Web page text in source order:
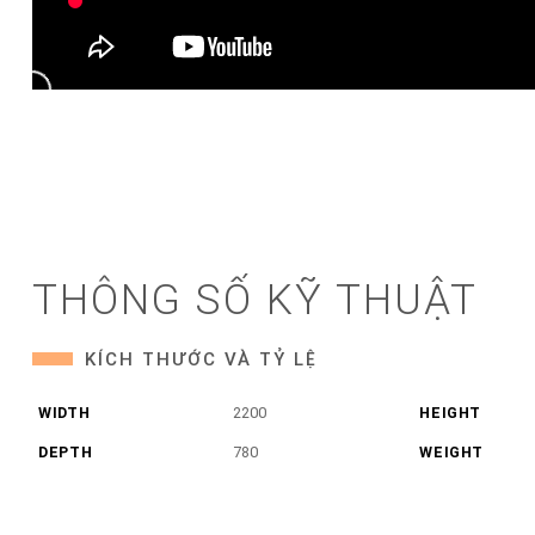
THÔNG SỐ KỸ THUẬT
KÍCH THƯỚC VÀ TỶ LỆ
WIDTH 2200 HEIGHT
DEPTH 780 WEIGHT